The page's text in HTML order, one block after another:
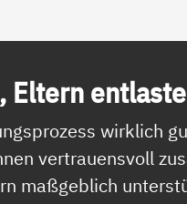
El­tern
wirklich
vertrauensvoll
maßgeblich